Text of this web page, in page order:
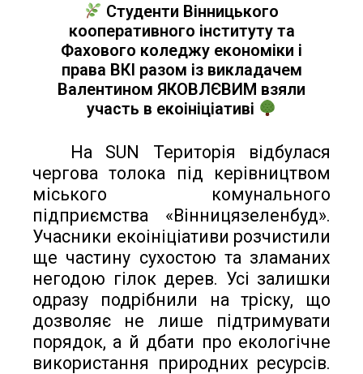
Студенти Вінницького
кооперативного інституту та
Фахового коледжу економіки і
права ВКІ разом із викладачем
Валентином ЯКОВЛЄВИМ взяли
участь в екоініціативі
На SUN Територія відбулася
чергова толока під керівництвом
міського комунального
підприємства «Вінницязеленбуд».
Учасники екоініціативи розчистили
ще частину сухостою та зламаних
негодою гілок дерев. Усі залишки
одразу подрібнили на тріску, що
дозволяє не лише підтримувати
порядок, а й дбати про екологічне
використання природних ресурсів.